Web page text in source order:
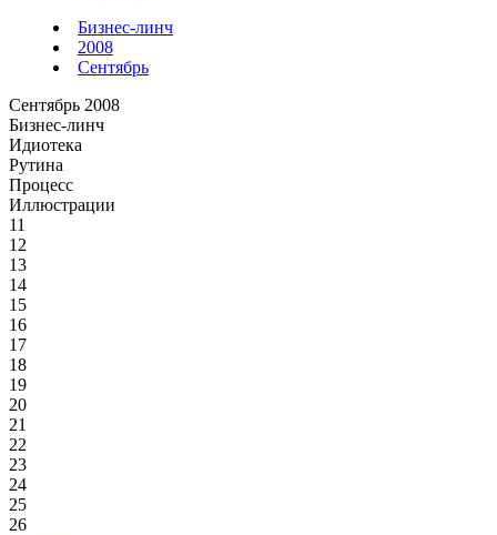
Бизнес-линч
2008
Сентябрь
Сентябрь 2008
Бизнес-линч
Идиотека
Рутина
Процесс
Иллюстрации
11
12
13
14
15
16
17
18
19
20
21
22
23
24
25
26